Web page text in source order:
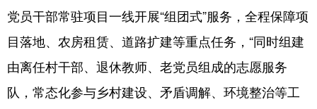
党员干部常驻项目一线开展“组团式”服务，全程保障项
目落地、农房租赁、道路扩建等重点任务，“同时组建
由离任村干部、退休教师、老党员组成的志愿服务
队，常态化参与乡村建设、矛盾调解、环境整治等工